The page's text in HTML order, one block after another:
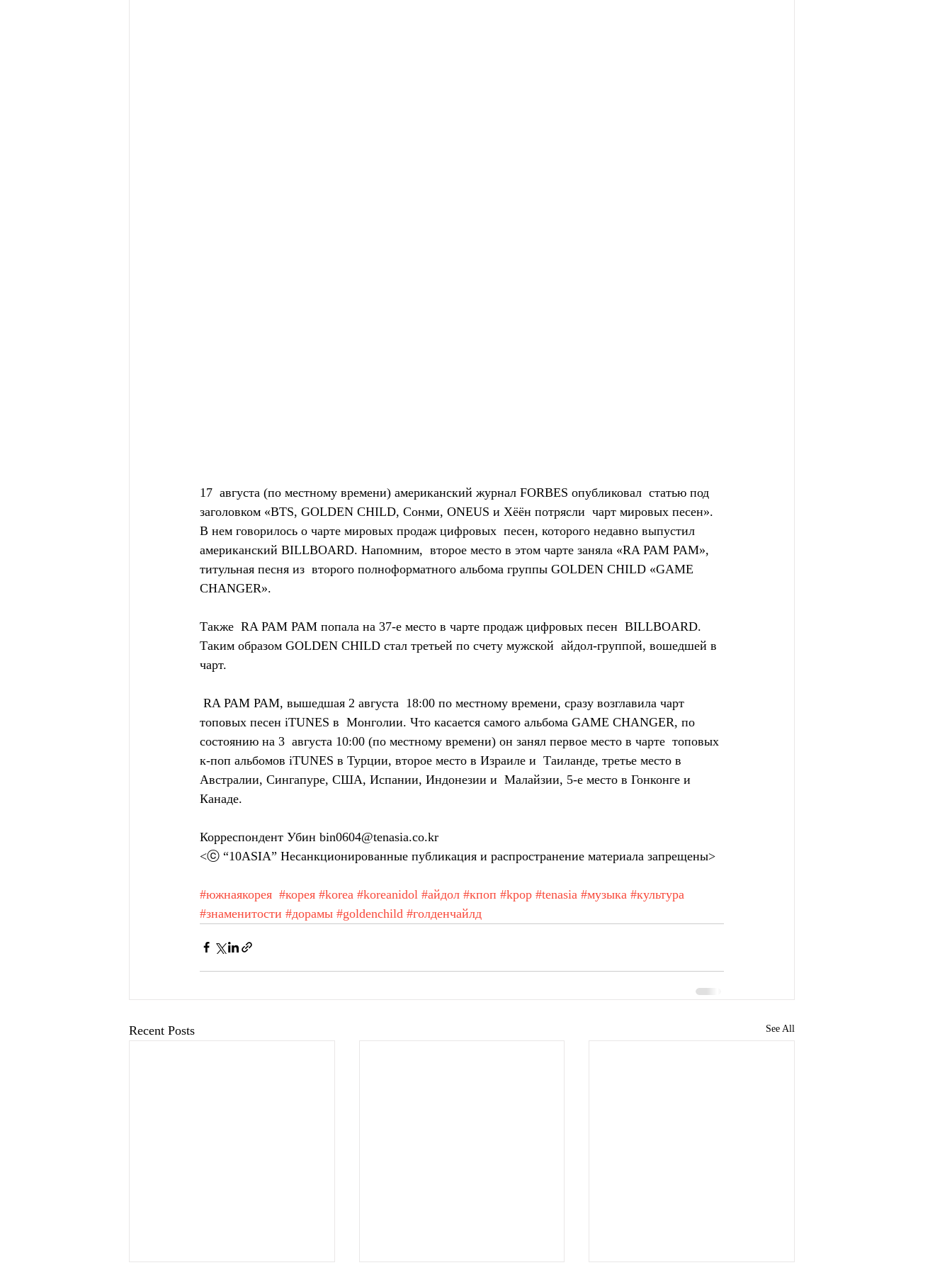
17  августа (по местному времени) американский журнал FORBES опубликовал  статью под
заголовком «BTS, GOLDEN CHILD, Сонми, ONEUS и Хёён потрясли  чарт мировых песен».
В нем говорилось о чарте мировых продаж цифровых  песен, которого недавно выпустил
американский BILLBOARD. Напомним,  второе место в этом чарте заняла «RA PAM PAM»,
титульная песня из  второго полноформатного альбома группы GOLDEN CHILD «GAME
CHANGER».
Также  RA PAM PAM попала на 37-е место в чарте продаж цифровых песен  BILLBOARD.
Таким образом GOLDEN CHILD стал третьей по счету мужской  айдол-группой, вошедшей в
чарт.
топовых песен iTUNES в  Монголии. Что касается самого альбома GAME CHANGER, по
состоянию на 3  августа 10:00 (по местному времени) он занял первое место в чарте  топовых
к-поп альбомов iTUNES в Турции, второе место в Израиле и  Таиланде, третье место в
Австралии, Сингапуре, США, Испании, Индонезии и  Малайзии, 5-е место в Гонконге и
Канаде.
Корреспондент Убин bin0604@tenasia.co.kr
<ⓒ “10ASIA” Несанкционированные публикация и распространение материала запрещены>
#южнаякорея #корея #korea #koreanidol #айдол #кпоп #kpop #tenasia #музыка #культура
#знаменитости #дорамы #goldenchild #голденчайлд
Recent Posts See All